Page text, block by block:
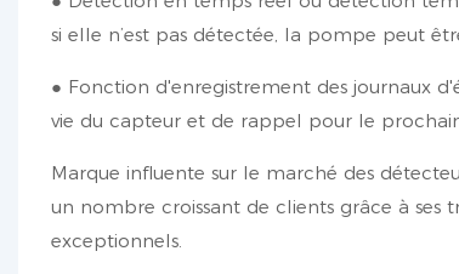
si elle n’est pas détectée, la pompe peut
● Fonction d'enregistrement des journaux
vie du capteur et de rappel pour le
Marque influente sur le marché des
un nombre croissant de clients grâce à ses
exceptionnels.